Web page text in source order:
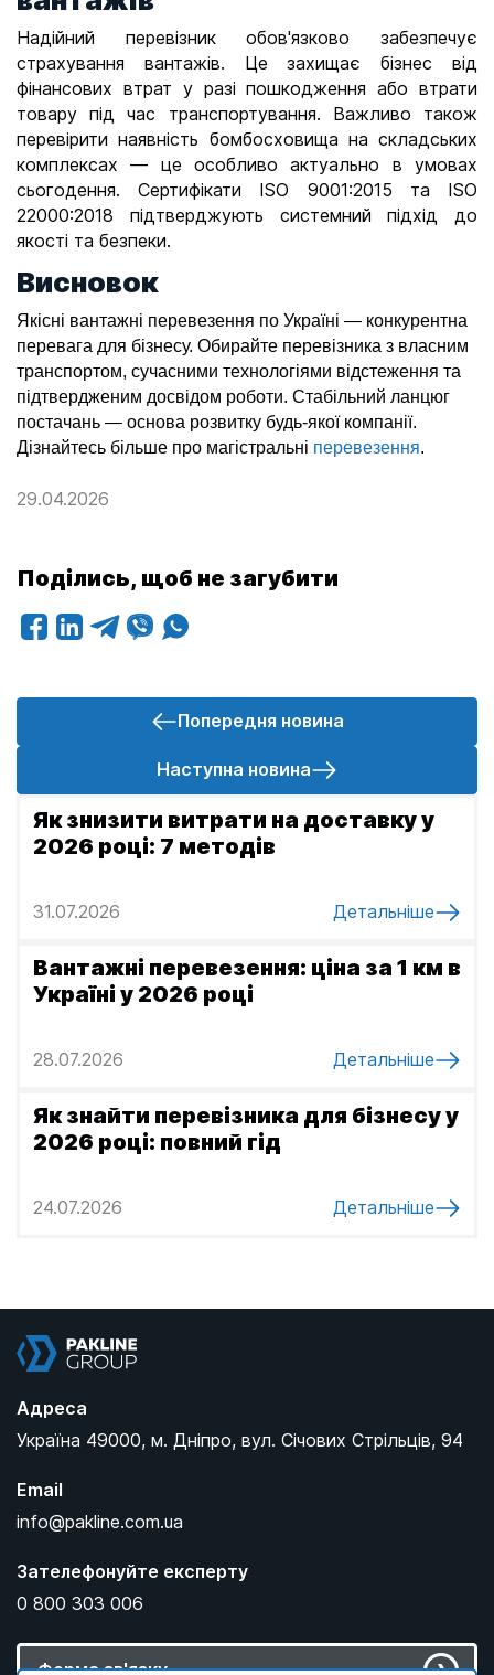
Надійний перевізник обов'язково забезпечує
страхування вантажів. Це захищає бізнес від
фінансових втрат у разі пошкодження або втрати
товару під час транспортування. Важливо також
перевірити наявність бомбосховища на складських
комплексах — це особливо актуально в умовах
сьогодення. Сертифікати ISO 9001:2015 та ISO
22000:2018 підтверджують системний підхід до
якості та безпеки.
Висновок
Якісні вантажні перевезення по Україні — конкурентна
перевага для бізнесу. Обирайте перевізника з власним
транспортом, сучасними технологіями відстеження та
підтвердженим досвідом роботи. Стабільний ланцюг
постачань — основа розвитку будь-якої компанії.
Дізнайтесь більше про магістральні перевезення.
29.04.2026
Поділись, щоб не загубити
Попередня новина
Наступна новина
о
Як знизити витрати на доставку у
2026 році: 7 методів
31.07.2026 Детальніше
Вантажні перевезення: ціна за 1 км в
Україні у 2026 році
28.07.2026 Детальніше
Як знайти перевізника для бізнесу у
2026 році: повний гід
24.07.2026 Детальніше
Адреса
Україна 49000, м. Дніпро, вул. Січових Стрільців, 94
Email
info@pakline.com.ua
Зателефонуйте експерту
0 800 303 006
Форма зв'язку